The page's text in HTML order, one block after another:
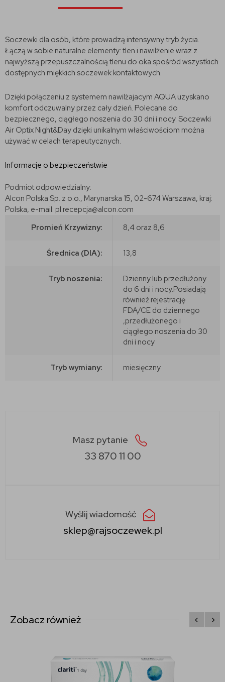
Soczewki dla osób, które prowadzą intensywny tryb życia.
Łączą w sobie naturalne elementy: tlen i nawilżenie wraz z
najwyższą przepuszczalnością tlenu do oka spośród wszystkich
dostępnych miękkich soczewek kontaktowych.
Dzięki połączeniu z systemem nawilżajacym AQUA uzyskano
komfort odczuwalny przez cały dzień. Polecane do
bezpiecznego, ciągłego noszenia do 30 dni i nocy. Soczewki
Air Optix Night&Day dzięki unikalnym właściwościom można
używać w celach terapeutycznych.
Informacje o bezpieczeństwie
Podmiot odpowiedzialny:
Alcon Polska Sp. z o.o., Marynarska 15, 02-674 Warszawa, kraj:
Polska, e-mail: pl.recepcja@alcon.com
Promień Krzywizny:
8,4 oraz 8,6
Średnica (DIA): 13,8
Tryb noszenia:
Dzienny lub przedłużony
do 6 dni i nocy.Posiadają
również rejestrację
FDA/CE do dziennego
,przedłużonego i
ciągłego noszenia do 30
dni i nocy
Tryb wymiany: miesięczny
Masz pytanie
33 870 11 00
Wyślij wiadomość
sklep@rajsoczewek.pl
Zobacz również